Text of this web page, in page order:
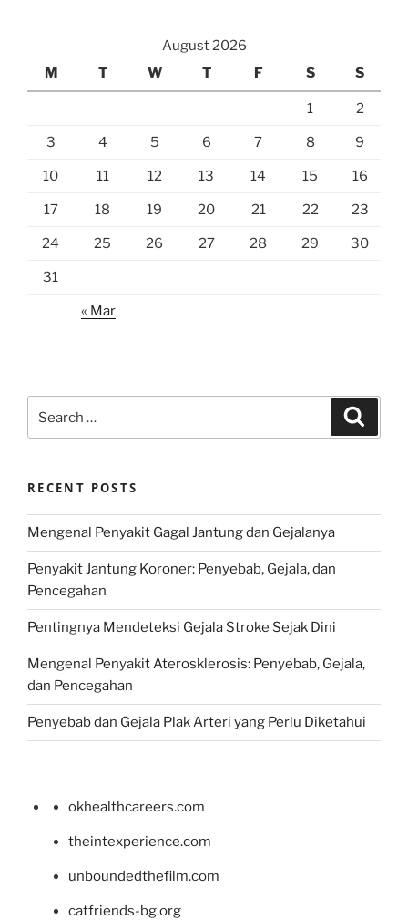
August 2026
M
T W T F S S
1 2
3 4 5 6 7 8 9
10 11 12 13 14 15 16
17 18 19 20 21 22 23
24 25 26 27 28 29 30
31
« Mar
for:
RECENT POSTS
Mengenal Penyakit Gagal Jantung dan Gejalanya
Penyakit Jantung Koroner: Penyebab, Gejala, dan
Pencegahan
Pentingnya Mendeteksi Gejala Stroke Sejak Dini
Mengenal Penyakit Aterosklerosis: Penyebab, Gejala,
dan Pencegahan
Penyebab dan Gejala Plak Arteri yang Perlu Diketahui
okhealthcareers.com
theintexperience.com
unboundedthefilm.com
catfriends-bg.org